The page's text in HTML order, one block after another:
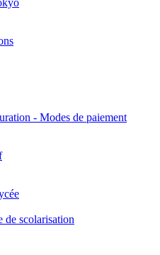
- Modes de paiement
de scolarisation